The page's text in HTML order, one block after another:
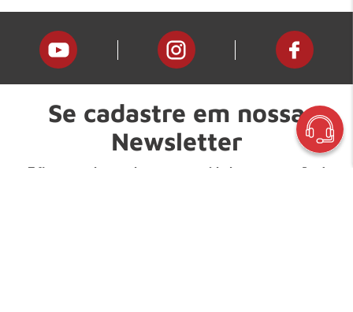
Se cadastre em nossa
Newsletter
E fique por dentro de nossas novidades e promoções!